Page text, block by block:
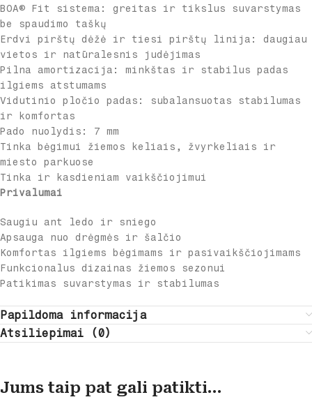
BOA® Fit sistema: greitas ir tikslus suvarstymas
be spaudimo taškų
Erdvi pirštų dėžė ir tiesi pirštų linija: daugiau
vietos ir natūralesnis judėjimas
Pilna amortizacija: minkštas ir stabilus padas
ilgiems atstumams
Vidutinio pločio padas: subalansuotas stabilumas
ir komfortas
Pado nuolydis: 7 mm
Tinka bėgimui žiemos keliais, žvyrkeliais ir
miesto parkuose
Tinka ir kasdieniam vaikščiojimui
Privalumai
Saugiu ant ledo ir sniego
Apsauga nuo drėgmės ir šalčio
Komfortas ilgiems bėgimams ir pasivaikščiojimams
Funkcionalus dizainas žiemos sezonui
Patikimas suvarstymas ir stabilumas
Papildoma informacija
Atsiliepimai (0)
Jums taip pat gali patikti…